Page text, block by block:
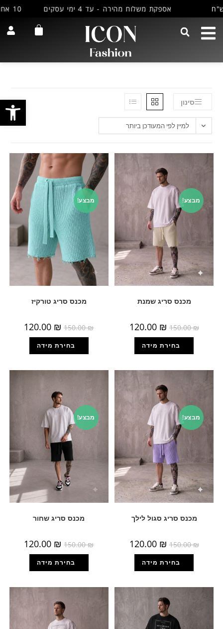
אספקת משלוח מהירה - עד 4 ימי עסקים
סינון
למיין לפי המעודכן ביותר
מבצע!
מכנס סריג שמנת
150.00₪
120.00 ₪
מבצע!
מכנס סריג טורקיז
150.00₪
120.00 ₪
מבצע!
מכנס סריג סגול לילך
150.00₪
120.00 ₪
מבצע!
מכנס סריג שחור
150.00₪
120.00 ₪